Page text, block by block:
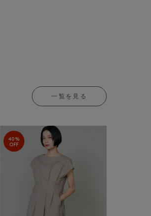
一覧を見る
40%
OFF